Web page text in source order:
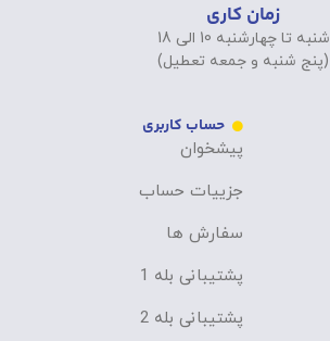
زمان کاری
شنبه تا چهارشنبه 10 الی 18
(پنج شنبه و جمعه تعطیل)
حساب کاربری
پیشخوان
جزییات حساب
سفارش ها
پشتیبانی بله 1
پشتیبانی بله 2